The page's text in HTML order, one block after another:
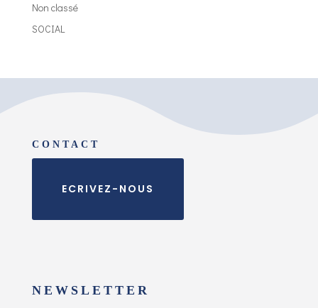
Non classé
SOCIAL
CONTACT
ECRIVEZ-NOUS
NEWSLETTER